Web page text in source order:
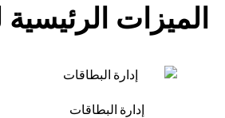
الميزات
إدارة البطاقات